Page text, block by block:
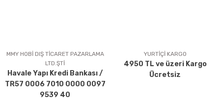
Ürün açıklamasında eksik bilgiler bulunuyor.
Ürün bilgilerinde hatalar bulunuyor.
Ürün fiyatı diğer sitelerden daha pahalı.
Bu ürüne benzer farklı alternatifler olmalı.
MMY HOBİ DIŞ TİCARET PAZARLAMA
LTD.ŞTİ
Havale Yapı Kredi Bankası /
TR57 0006 7010 0000 0097
9539 40
YURTİÇİ KARGO
4950 TL ve üzeri Kargo
Ücretsiz